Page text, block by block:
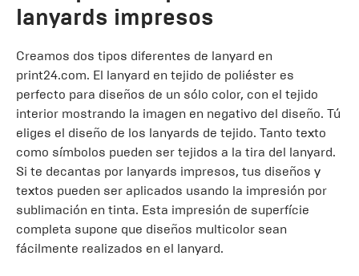
lanyards impresos
Creamos dos tipos diferentes de lanyard en
print24.com. El lanyard en tejido de poliéster es
perfecto para diseños de un sólo color, con el tejido
interior mostrando la imagen en negativo del diseño. Tú
eliges el diseño de los lanyards de tejido. Tanto texto
como símbolos pueden ser tejidos a la tira del lanyard.
Si te decantas por lanyards impresos, tus diseños y
textos pueden ser aplicados usando la impresión por
sublimación en tinta. Esta impresión de superfície
completa supone que diseños multicolor sean
fácilmente realizados en el lanyard.